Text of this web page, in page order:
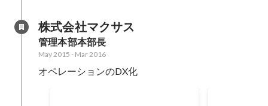
株式会社マクサス
管理本部本部長
May 2015 - Mar 2016
オペレーションのDX化